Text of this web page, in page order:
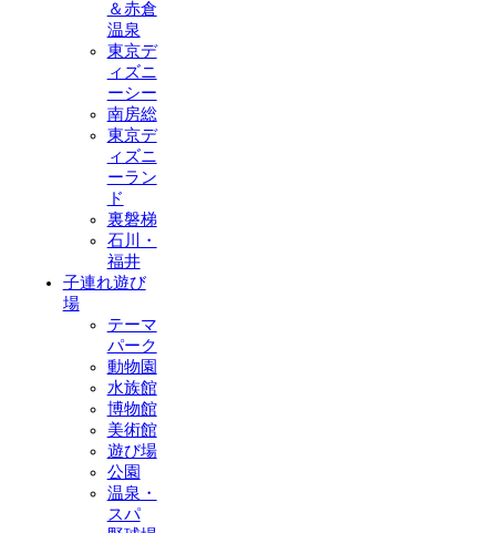
＆赤倉
温泉
東京デ
ィズニ
ーシー
南房総
東京デ
ィズニ
ーラン
ド
裏磐梯
石川・
福井
子連れ遊び
場
テーマ
パーク
動物園
水族館
博物館
美術館
遊び場
公園
温泉・
スパ